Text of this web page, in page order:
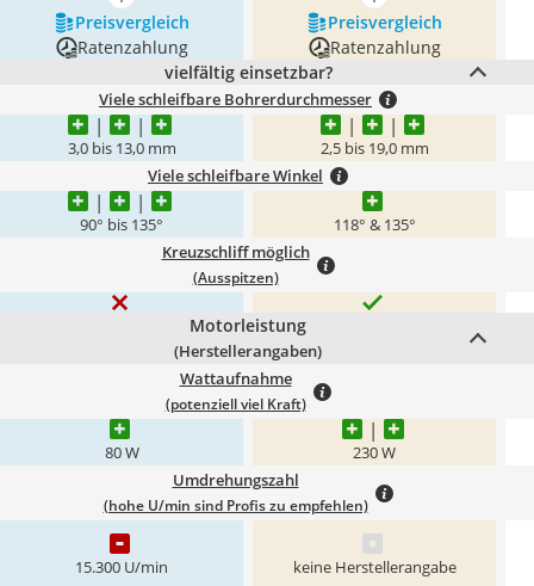
Preis­vergleich
Preis­vergleich
Ratenzahlung
Ratenzahlung
vielfältig einsetzbar?
Viele schleifbare Bohrerdurchmesser
3,0 bis 13,0 mm 2,5 bis 19,0 mm
Viele schleifbare Winkel
90° bis 135° 118° & 135°
Kreuzschliff möglich
(Ausspitzen)
Motorleistung
(Herstellerangaben)
Wattaufnahme
(potenziell viel Kraft)
80 W 230 W
Umdrehungszahl
(hohe U/min sind Profis zu empfehlen)
15.300 U/min keine Herstellerangabe